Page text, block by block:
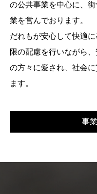
の公共事業を中心に、
業を営んでおります。
だれもが安心して快適
限の配慮を行いながら、
の方々に愛され、社会
ます。
事